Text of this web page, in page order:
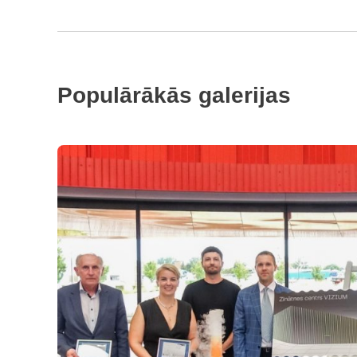
Populārākās galerijas